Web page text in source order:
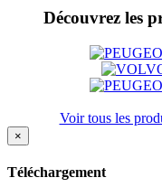
Découvrez les
Voir tous les
×
Téléchargement